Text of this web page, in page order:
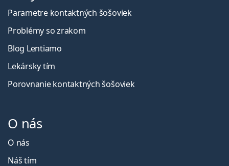
Parametre kontaktných šošoviek
Problémy so zrakom
Blog Lentiamo
Lekársky tím
Porovnanie kontaktných šošoviek
O nás
O nás
Náš tím